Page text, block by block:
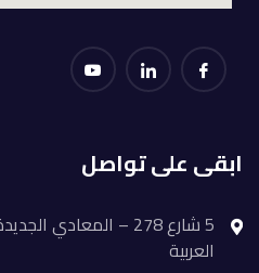
ابقى على تواصل
5 شارع 278 –
العربية